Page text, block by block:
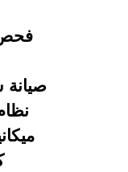
فحص
صيانة